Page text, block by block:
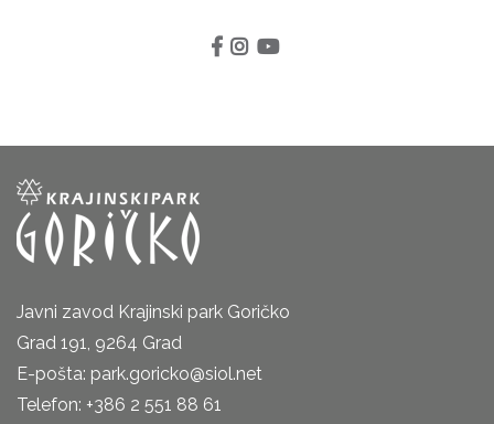
Javni zavod Krajinski park Goričko
Grad 191, 9264 Grad
E-pošta: park.goricko@siol.net
Telefon: +386 2 551 88 61